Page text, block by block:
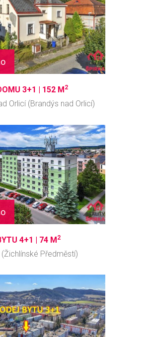
3+1 | 152 M 2
Orlicí (Brandýs nad Orlicí)
4+1 | 74 M2
Předměstí)